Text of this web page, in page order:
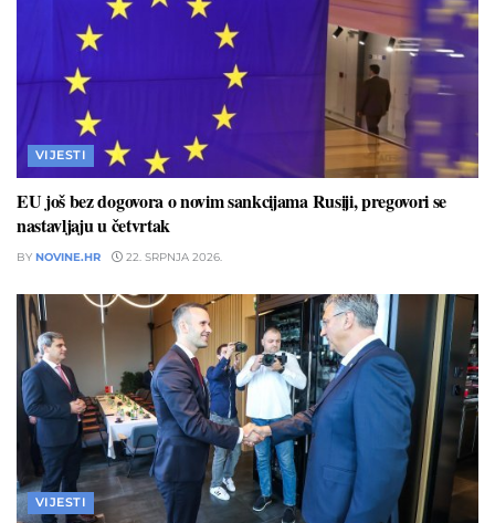
VIJESTI
EU još bez dogovora o novim sankcijama Rusiji, pregovori se
nastavljaju u četvrtak
BY NOVINE.HR 22. SRPNJA 2026.
VIJESTI